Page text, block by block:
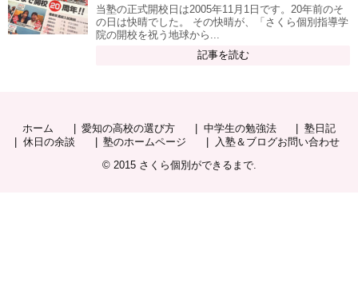
当塾の正式開校日は2005年11月1日です。20年前のそ
の日は快晴でした。 その快晴が、「さくら個別指導学
院の開校を祝う地球から...
記事を読む
ホーム 愛知の高校の選び方 中学生の勉強法
塾日記
休日の余談
塾のホームページ
入塾＆ブログお問い合わせ
© 2015 さくら個別ができるまで.